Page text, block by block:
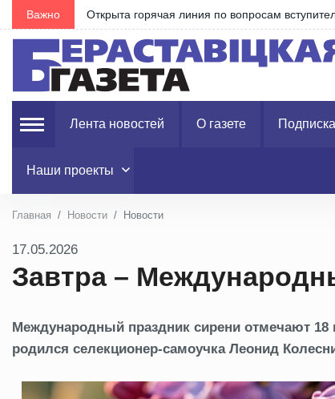
Важно Перед выходными днями около 2000
Лента новостей О газете Подписка
Наши проекты
Главная Новости Новости
17.05.2026
Завтра –
Международный праздник сирени отмечают
родился селекционер-самоучка Леонид